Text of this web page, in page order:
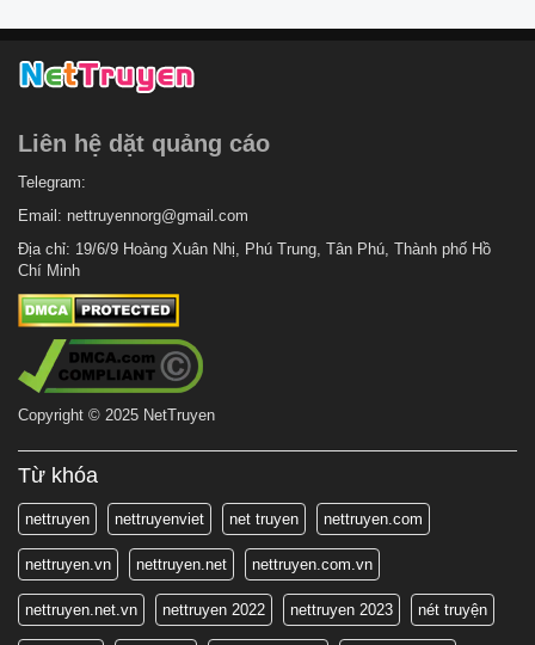
Liên hệ dặt quảng cáo
Telegram:
Email: nettruyennorg@gmail.com
Địa chỉ: 19/6/9 Hoàng Xuân Nhị, Phú Trung, Tân Phú, Thành phố Hồ
Chí Minh
Copyright © 2025 NetTruyen
Từ khóa
nettruyen nettruyenviet net truyen nettruyen.com
nettruyen.vn nettruyen.net nettruyen.com.vn
nettruyen.net.vn nettruyen 2022 nettruyen 2023 nét truyện